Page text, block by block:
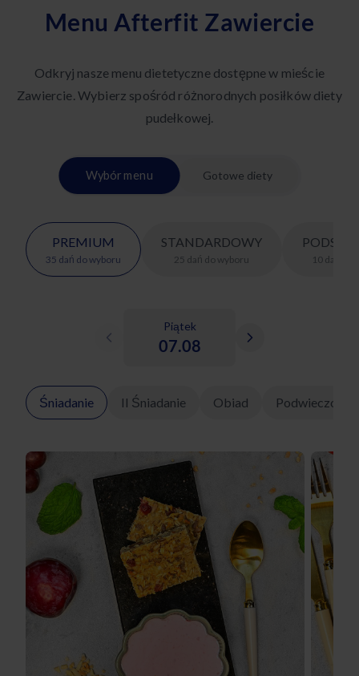
Menu Afterfit Zawiercie
Odkryj nasze menu dietetyczne dostępne w mieście
Zawiercie. Wybierz spośród różnorodnych posiłków diety
pudełkowej.
Wybór menu Gotowe diety
PREMIUM
35 dań do wyboru
STANDARDOWY
25 dań do wyboru 10 dań
Piątek
07.08
Śniadanie II Śniadanie Obiad Podwieczorek